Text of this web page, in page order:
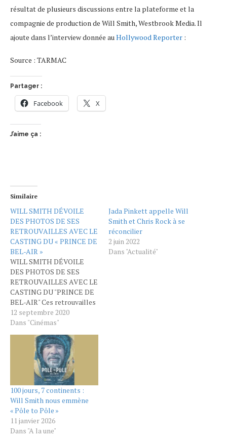
résultat de plusieurs discussions entre la plateforme et la
compagnie de production de Will Smith, Westbrook Media. Il
ajoute dans l’interview donnée auHollywood Reporter :
Source : TARMAC
Partager :
Facebook X
J’aime ça :
Similaire
WILL SMITH DÉVOILE
DES PHOTOS DE SES
RETROUVAILLES AVEC LE
CASTING DU « PRINCE DE
BEL-AIR »
WILL SMITH DÉVOILE
DES PHOTOS DE SES
RETROUVAILLES AVEC LE
CASTING DU "PRINCE DE
BEL-AIR" Ces retrouvailles
réservent une surprise de
taille aux fans de la série:
Janet Huber, interprète
d'origine de la tante Viv, a
accepté de participer et
d'enterrer la hâche de
guerre avec Will Smith. Will
Smith a…
12 septembre 2020
Dans "Cinémas"
Jada Pinkett appelle Will
Smith et Chris Rock à se
réconcilier
2 juin 2022
Dans "Actualité"
100 jours, 7 continents :
Will Smith nous emmène
« Pôle to Pôle »
11 janvier 2026
Dans "A la une"